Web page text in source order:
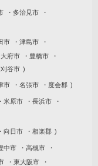
多治見市
市
津島市
大府市
豊橋市
刈谷市
市 名張市 度会郡
米原市
長浜市
向日市 相楽郡
中市
高槻市
東大阪市